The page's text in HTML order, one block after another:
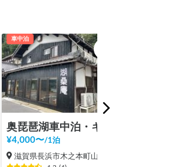
車中泊
¥4,000〜/1泊
滋賀県長浜市木之本町山梨子